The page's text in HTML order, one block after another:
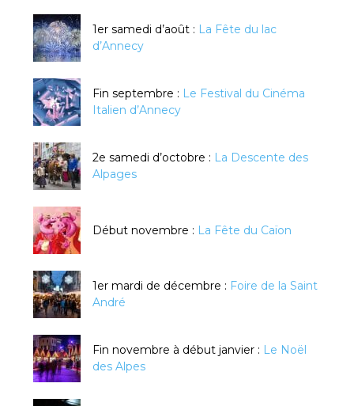
1er samedi d’août : La Fête du lac
d’Annecy
Fin septembre : Le Festival du Cinéma
Italien d’Annecy
2e samedi d’octobre : La Descente des
Alpages
Début novembre : La Fête du Caïon
1er mardi de décembre : Foire de la Saint
André
Fin novembre à début janvier : Le Noël
des Alpes